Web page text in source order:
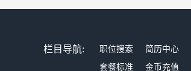
栏目导航: 职位搜索 简历中心
套餐标准
金币充值